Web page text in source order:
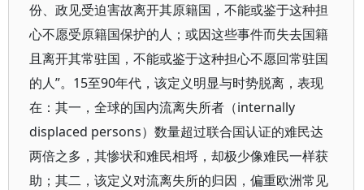
份、政见受迫害故离开其原籍国，不能或鉴于这种担
心不愿受原籍国保护的人；或因这些事件而失去国籍
且离开其常驻国，不能或鉴于这种担心不愿回常驻国
的人”。15至90年代，该定义明显与时势脱离，表现
在：其一，全球的国内流离失所者（internally
displaced persons）数量超过联合国认证的难民达
两倍之多，其惨状和难民相埒，却极少像难民一样获
助；其二，该定义对流离失所的归因，偏重欧洲常见